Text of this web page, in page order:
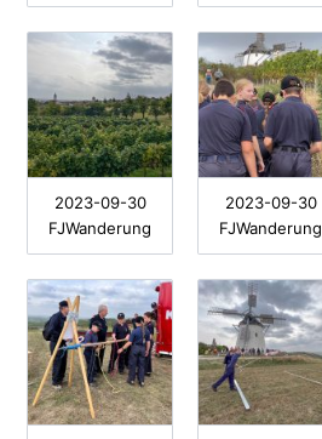
2023-09-30
FJWanderung
2023-09-30
FJWanderung